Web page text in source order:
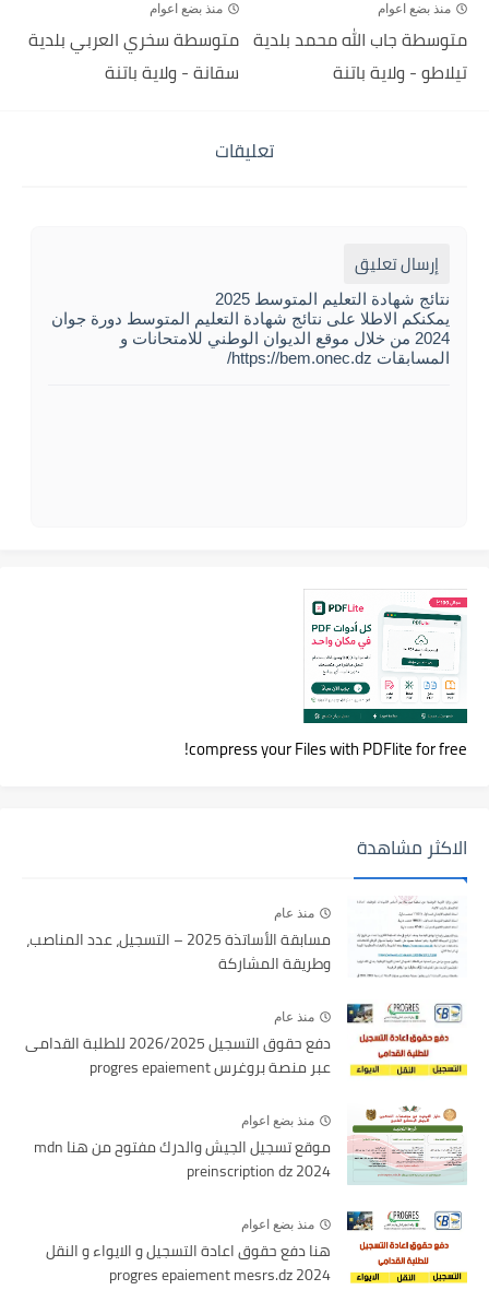
منذ بضع اعوام
متوسطة جاب الله محمد بلدية
تيلاطو - ولاية باتنة
منذ بضع اعوام
متوسطة سخري العربي بلدية
سقانة - ولاية باتنة
تعليقات
إرسال تعليق
نتائج شهادة التعليم المتوسط 2025
يمكنكم الاطلا على نتائج شهادة التعليم المتوسط دورة جوان
2024 من خلال موقع الديوان الوطني للامتحانات و
المسابقات https://bem.onec.dz/
compress your Files with PDFlite for free!
الاكثر مشاهدة
منذ عام
مسابقة الأساتذة 2025 – التسجيل، عدد المناصب،
وطريقة المشاركة
منذ عام
دفع حقوق التسجيل 2026/2025 للطلبة القدامى
عبر منصة بروغرس progres epaiement
منذ بضع اعوام
موقع تسجيل الجيش والدرك مفتوح من هنا mdn
preinscription dz 2024
منذ بضع اعوام
هنا دفع حقوق اعادة التسجيل و الايواء و النقل
2024 progres epaiement mesrs.dz